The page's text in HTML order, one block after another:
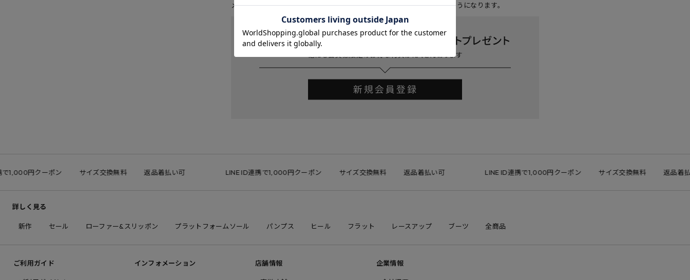
メールアドレスとパスワードを登録しておくと便利にお買い物ができるようになります。
円クーポン サイズ交換無料 返品着払い可 LINE ID連携で1,000円クーポン サイズ交換無料 返品着払い可 LINE ID連携で1,000円クーポン サイズ交換無料 返品着払い可
詳しく見る
新作 セール ローファー&スリッポン プラットフォームソール パンプス ヒール フラット レースアップ ブーツ 全商品
ご利用ガイド インフォメーション 店舗情報 企業情報